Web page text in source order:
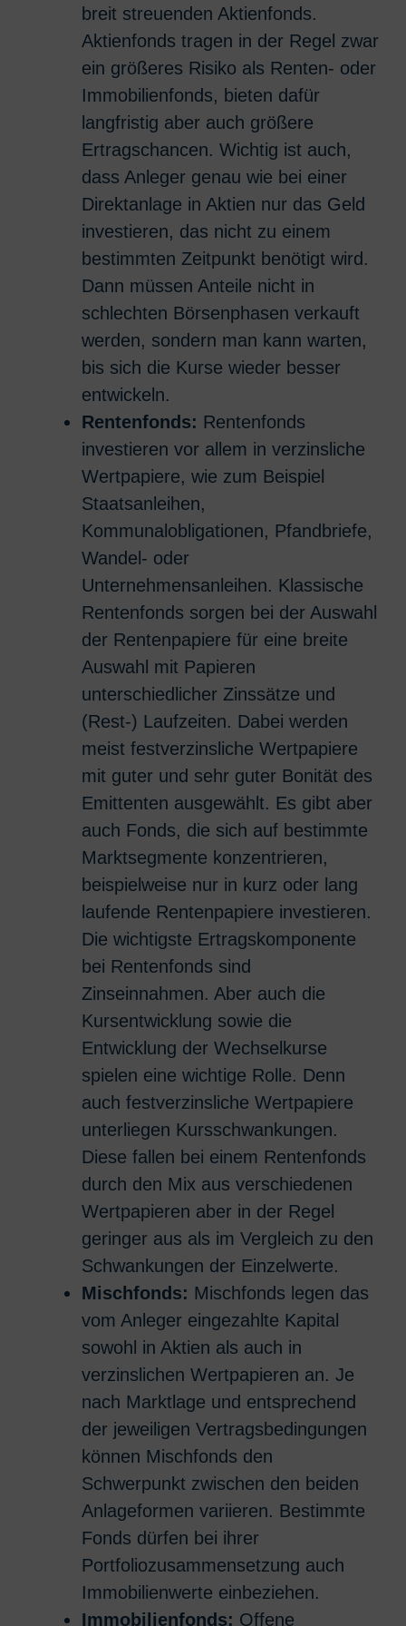
breit streuenden Aktienfonds.
Aktienfonds tragen in der Regel zwar
ein größeres Risiko als Renten- oder
Immobilienfonds, bieten dafür
langfristig aber auch größere
Ertragschancen. Wichtig ist auch,
dass Anleger genau wie bei einer
Direktanlage in Aktien nur das Geld
investieren, das nicht zu einem
bestimmten Zeitpunkt benötigt wird.
Dann müssen Anteile nicht in
schlechten Börsenphasen verkauft
werden, sondern man kann warten,
bis sich die Kurse wieder besser
entwickeln.
Rentenfonds: Rentenfonds
investieren vor allem in verzinsliche
Wertpapiere, wie zum Beispiel
Staatsanleihen,
Kommunalobligationen, Pfandbriefe,
Wandel- oder
Unternehmensanleihen. Klassische
Rentenfonds sorgen bei der Auswahl
der Rentenpapiere für eine breite
Auswahl mit Papieren
unterschiedlicher Zinssätze und
(Rest-) Laufzeiten. Dabei werden
meist festverzinsliche Wertpapiere
mit guter und sehr guter Bonität des
Emittenten ausgewählt. Es gibt aber
auch Fonds, die sich auf bestimmte
Marktsegmente konzentrieren,
beispielweise nur in kurz oder lang
laufende Rentenpapiere investieren.
Die wichtigste Ertragskomponente
bei Rentenfonds sind
Zinseinnahmen. Aber auch die
Kursentwicklung sowie die
Entwicklung der Wechselkurse
spielen eine wichtige Rolle. Denn
auch festverzinsliche Wertpapiere
unterliegen Kursschwankungen.
Diese fallen bei einem Rentenfonds
durch den Mix aus verschiedenen
Wertpapieren aber in der Regel
geringer aus als im Vergleich zu den
Schwankungen der Einzelwerte.
Mischfonds: Mischfonds legen das
vom Anleger eingezahlte Kapital
sowohl in Aktien als auch in
verzinslichen Wertpapieren an. Je
nach Marktlage und entsprechend
der jeweiligen Vertragsbedingungen
können Mischfonds den
Schwerpunkt zwischen den beiden
Anlageformen variieren. Bestimmte
Fonds dürfen bei ihrer
Portfoliozusammensetzung auch
Immobilienwerte einbeziehen.
Immobilienfonds: Offene